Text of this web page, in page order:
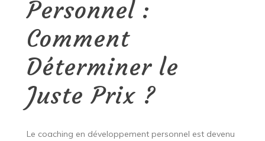
Personnel :
Comment
Déterminer le
Juste Prix ?
Le coaching en développement personnel est devenu